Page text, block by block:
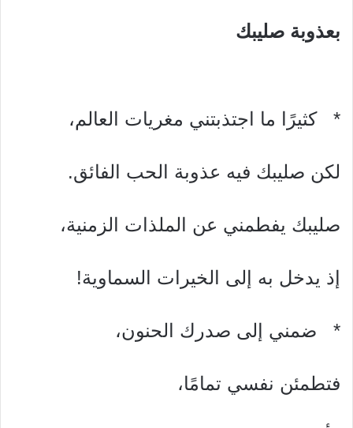
بعذوبة صليبك
* كثيرًا ما اجتذبتني مغريات العالم،
لكن صليبك فيه عذوبة الحب الفائق.
صليبك يفطمني عن الملذات الزمنية،
إذ يدخل به إلى الخيرات السماوية!
* ضمني إلى صدرك الحنون،
فتطمئن نفسي تمامًا،